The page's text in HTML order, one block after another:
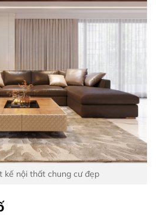
kế nội thất chung cư đẹp